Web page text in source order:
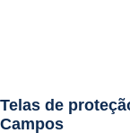
Telas de
Campos